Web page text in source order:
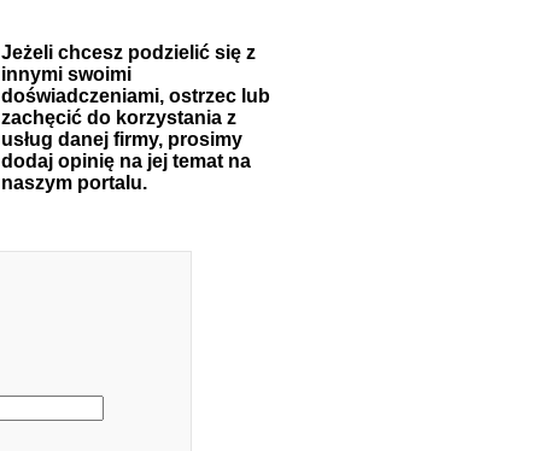
Jeżeli chcesz podzielić się z
innymi swoimi
doświadczeniami, ostrzec lub
zachęcić do korzystania z
usług danej firmy, prosimy
dodaj opinię na jej temat na
naszym portalu.